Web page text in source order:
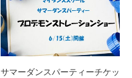
サマーダンスパーティーチケッ